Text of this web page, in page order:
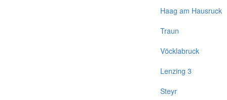
Haag am Hausruck
Traun
Vöcklabruck
Lenzing 3
Steyr